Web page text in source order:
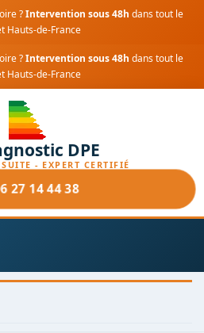
?Intervention sous 48h dans tout le
Hauts-de-France
?Intervention sous 48h dans tout le
Hauts-de-France
DPE
- EXPERT CERTIFIÉ
27 14 44 38